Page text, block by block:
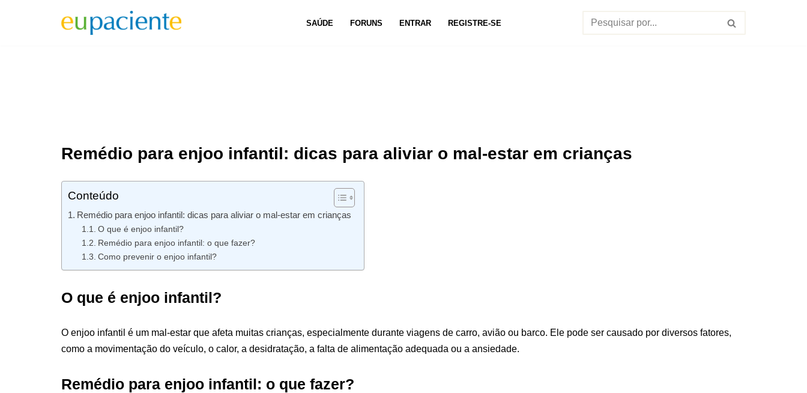
SAÚDE FORUNS ENTRAR REGISTRE-SE
Remédio para enjoo infantil: dicas para aliviar o mal-estar em crianças
Conteúdo
Remédio para enjoo infantil: dicas para aliviar o mal-estar em crianças
O que é enjoo infantil?
Remédio para enjoo infantil: o que fazer?
Como prevenir o enjoo infantil?
O que é enjoo infantil?
O enjoo infantil é um mal-estar que afeta muitas crianças, especialmente durante viagens de carro, avião ou barco. Ele pode ser causado por diversos fatores,
como a movimentação do veículo, o calor, a desidratação, a falta de alimentação adequada ou a ansiedade.
Remédio para enjoo infantil: o que fazer?